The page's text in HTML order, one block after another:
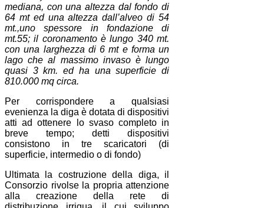
mediana, con una altezza dal fondo di
64 mt ed una altezza dall’alveo di 54
mt.,uno spessore in fondazione di
mt.55; il coronamento è lungo 340 mt.
con una larghezza di 6 mt e forma un
lago che al massimo invaso è lungo
quasi 3 km. ed ha una superficie di
810.000 mq circa.
Per corrispondere a qualsiasi
evenienza la diga è dotata di dispositivi
atti ad ottenere lo svaso completo in
breve tempo; detti dispositivi
consistono in tre scaricatori (di
superficie, intermedio o di fondo)
Ultimata la costruzione della diga, il
Consorzio rivolse la propria attenzione
alla creazione della rete di